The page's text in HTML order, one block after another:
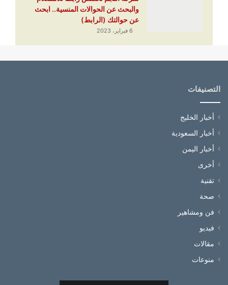
والبحث عن الحوالات المنسية.. ابحث
عن حوالتك (الرابط)
6 فبراير، 2023
التصنيفات
أخبار الخليج
أخبار السعودية
أخبار اليمن
أخرى
تقنية
صحة
فن ومشاهير
فيديو
مقالات
منوعات